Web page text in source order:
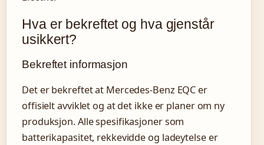
Hva er bekreftet og hva gjenstår
usikkert?
Bekreftet informasjon
Det er bekreftet at Mercedes-Benz EQC er
offisielt avviklet og at det ikke er planer om ny
produksjon. Alle spesifikasjoner som
batterikapasitet, rekkevidde og ladeytelse er